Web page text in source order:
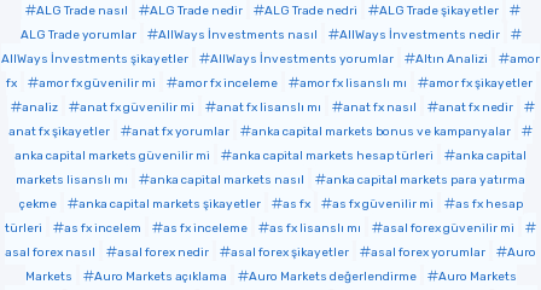
ALG Trade nasıl
ALG Trade nedir ALG Trade nedri
ALG Trade şikayetler
ALG Trade yorumlar
AllWays İnvestments nasıl
AllWays İnvestments nedir
AllWays İnvestments şikayetler
AllWays İnvestments yorumlar Altın Analizi
amor
fx
amor fx güvenilir mi amor fx inceleme amor fx lisanslı mı
amor fx şikayetler
analiz
anat fx güvenilir mi anat fx lisanslı mı anat fx nasıl
anat fx nedir
anat fx şikayetler
anat fx yorumlar
anka capital markets bonus ve kampanyalar
anka capital markets güvenilir mi
anka capital markets hesap türleri
anka capital
markets lisanslı mı
anka capital markets nasıl
anka capital markets para yatırma
çekme
anka capital markets şikayetler as fx as fx güvenilir mi
as fx hesap
türleri
as fx incelem as fx inceleme as fx lisanslı mı
asal forex güvenilir mi
asal forex nasıl
asal forex nedir asal forex şikayetler asal forex yorumlar
Auro
Markets
Auro Markets açıklama Auro Markets değerlendirme
Auro Markets